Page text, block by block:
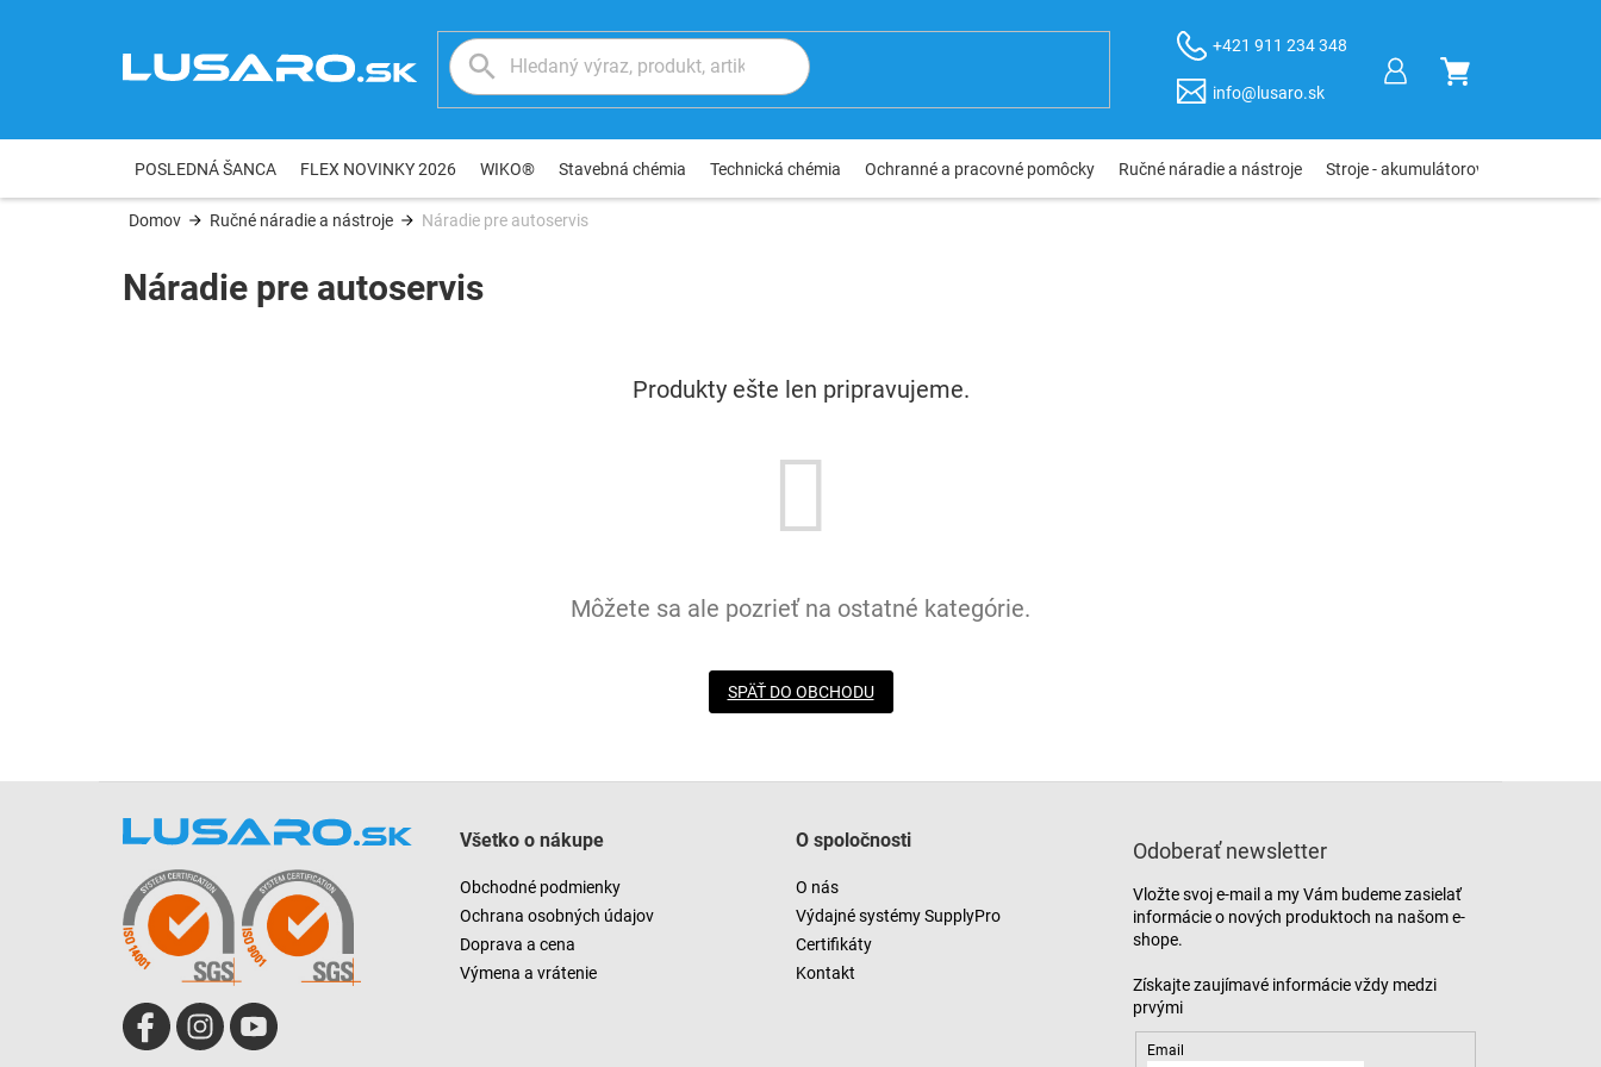
+421 911 234 348
info@lusaro.sk
NÁKUPNÝ
POSLEDNÁ ŠANCA FLEX NOVINKY 2026 WIKO® Stavebná chémia Technická chémia Ochranné a pracovné pomôcky Ručné náradie a nástroje Stroje - akumulátorové, elektro,
Domov Ručné náradie a nástroje Náradie pre autoservis
Náradie pre autoservis
Produkty ešte len pripravujeme.
Môžete sa ale pozrieť na ostatné kategórie.
SPÄŤ DO OBCHODU
Všetko o nákupe
Obchodné podmienky
Ochrana osobných údajov
Doprava a cena
Výmena a vrátenie
O spoločnosti
O nás
Výdajné systémy SupplyPro
Certifikáty
Kontakt
Odoberať newsletter
Vložte svoj e-mail a my Vám budeme zasielať
informácie o nových produktoch na našom e-
shope.
Email